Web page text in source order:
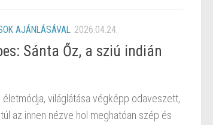
AJÁNLÁSÁVAL 2026.04.24.
Sánta Őz, a sziú indián
életmódja, világlátása végképp odaveszett,
az innen nézve hol meghatóan szép és